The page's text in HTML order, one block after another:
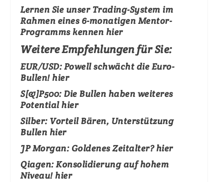
Lernen Sie unser Trading-System im
Rahmen eines 6-monatigen Mentor-
Programms kennen hier
Weitere Empfehlungen für Sie:
EUR/USD:Powell schwächt die Euro-
Bullen!hier
S[&]P500:Die Bullen haben weiteres
Potentialhier
Silber: Vorteil Bären, Unterstützung
Bullen hier
JP Morgan:Goldenes Zeitalter?hier
Qiagen:Konsolidierung auf hohem
Niveau!hier